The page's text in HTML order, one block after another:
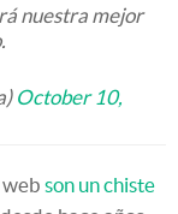
nuestra mejor
October 10,
web son un chiste